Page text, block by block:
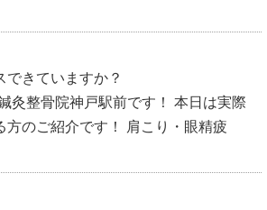
できていますか？
灸整骨院神戸駅前です！ 本日は実際
方のご紹介です！ 肩こり・眼精疲